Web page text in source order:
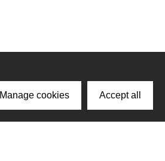
Manage cookies Accept all